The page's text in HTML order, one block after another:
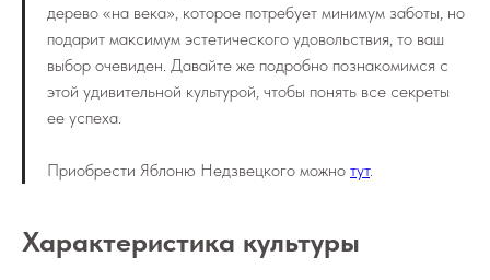
дерево «на века», которое потребует минимум заботы, но
подарит максимум эстетического удовольствия, то ваш
выбор очевиден. Давайте же подробно познакомимся с
этой удивительной культурой, чтобы понять все секреты
ее успеха.
Приобрести Яблоню Недзвецкого можно тут.
Характеристика культуры